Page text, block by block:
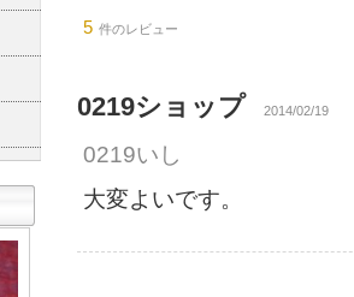
5 件のレビュー
0219ショップ 2014/02/19
0219いし
大変よいです。